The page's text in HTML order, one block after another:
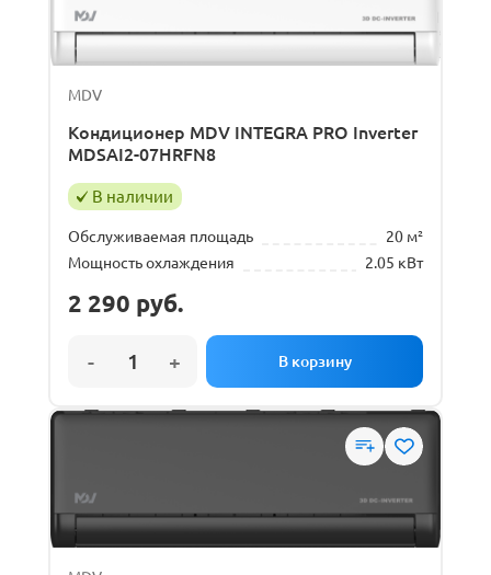
MDV
Кондиционер MDV INTEGRA PRO Inverter
MDSAI2-07HRFN8
В наличии
Обслуживаемая площадь
20 м²
Мощность охлаждения
2.05 кВт
2 290 руб.